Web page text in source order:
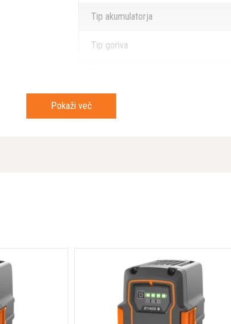
Tip akumulatorja
Tip goriva
Tip ročaja
Teža ( brez akumulatorja in opreme za
Teža brez akumulatorja
Pokaži več